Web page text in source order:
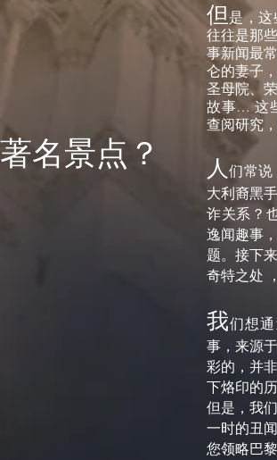
著名景点？
但 是，这
往往是那
事新闻最
仑的妻子
圣母院、
故事… 这
查阅研究
人们常说
大利裔黑
诈关系？
逸闻趣事
题。接下
奇特之处
我们想
事，来源
彩的，并
下烙印的
但是，我
一时的丑
您领略巴